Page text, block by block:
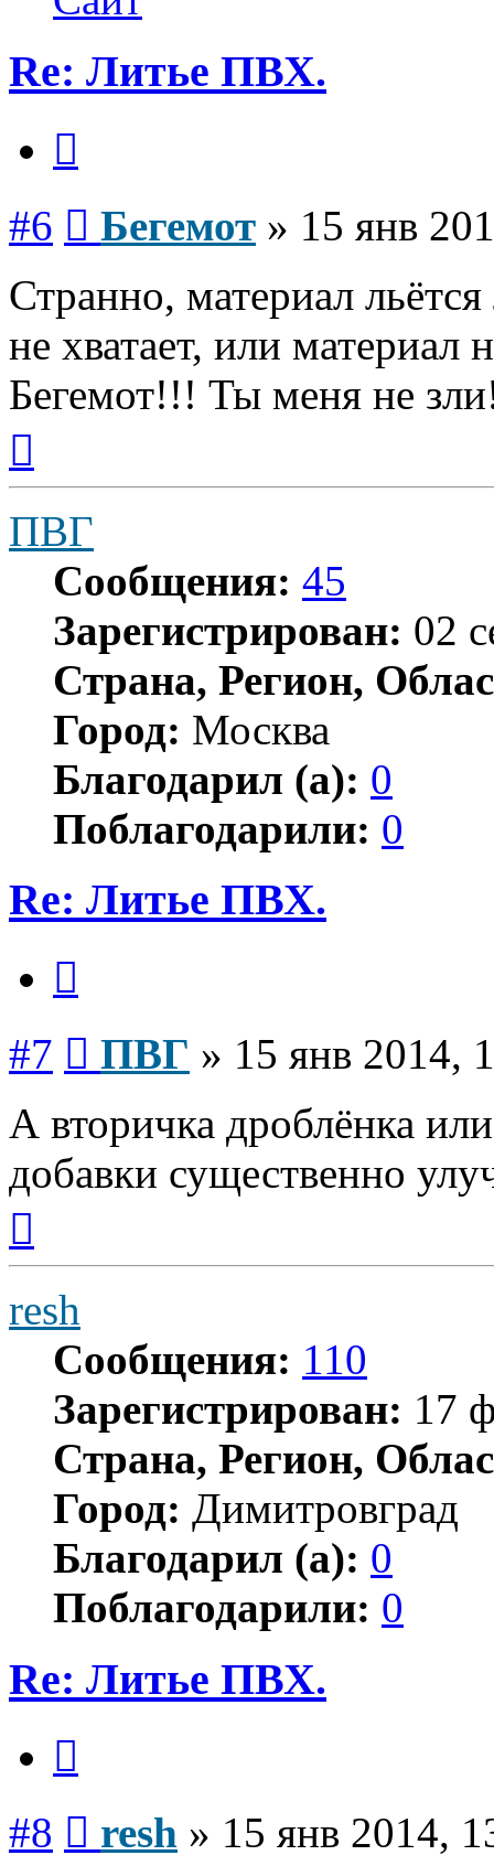
Re: Литье ПВХ.
#6 Бегемот » 15 янв
Странно, материал
не хватает, или материал
Бегемот!!! Ты меня не
началу
ПВГ
Сообщения: 45
Зарегистрирован: 02
Страна, Регион,
Город: Москва
Благодарил (а): 0
Поблагодарили: 0
Re: Литье ПВХ.
#7 ПВГ » 15 янв 2014,
А вторичка дроблёнка
добавки существенно
началу
resh
Сообщения: 110
Зарегистрирован: 17
Страна, Регион,
Город: Димитровград
Благодарил (а): 0
Поблагодарили: 0
Re: Литье ПВХ.
#8 resh » 15 янв 2014,